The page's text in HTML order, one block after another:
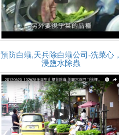
預防白蟻,天兵除白蟻公司-洗菜心，
浸鹽水除蟲